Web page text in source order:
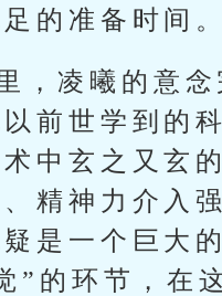
的准备时间。
，凌曦的意
前世学到的
中玄之又玄
精神力介入
是一个巨大
”的环节，在